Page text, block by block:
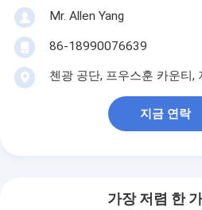
Mr. Allen Yang
86-18990076639
첸광 공단, 프우스훈 카운티,
지금 연락
가장 저렴 한